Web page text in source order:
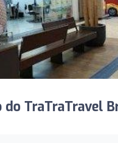
TraTraTravel